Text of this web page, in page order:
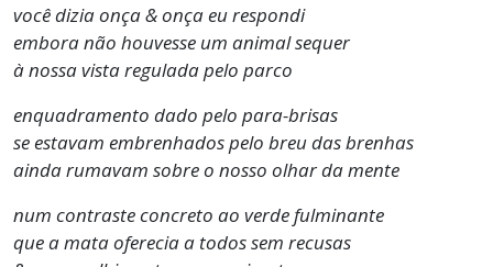
você dizia onça & onça eu respondi
embora não houvesse um animal sequer
à nossa vista regulada pelo parco
enquadramento dado pelo para-brisas
se estavam embrenhados pelo breu das brenhas
ainda rumavam sobre o nosso olhar da mente
num contraste concreto ao verde fulminante
que a mata oferecia a todos sem recusas